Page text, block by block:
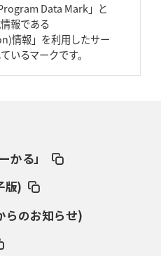
「フィールド丸ごと計測機器」の
「ニュージーランドのフレア（閃
Data Mark」と
報である
情報」を利用したサー
いるマークです。
かる」
版)
らのお知らせ)